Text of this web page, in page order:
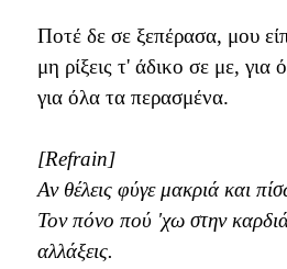
Ποτέ δε σε ξεπέρασα, μου
μη ρίξεις τ' άδικο σε με,
για όλα τα περασμένα.
[Refrain]
Αν θέλεις φύγε μακριά και
Τον πόνο πού 'χω στην
αλλάξεις.